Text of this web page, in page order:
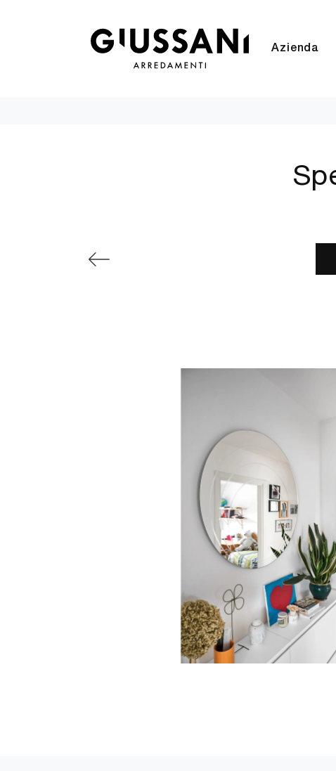
Azienda